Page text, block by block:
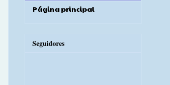
Página principal
Seguidores